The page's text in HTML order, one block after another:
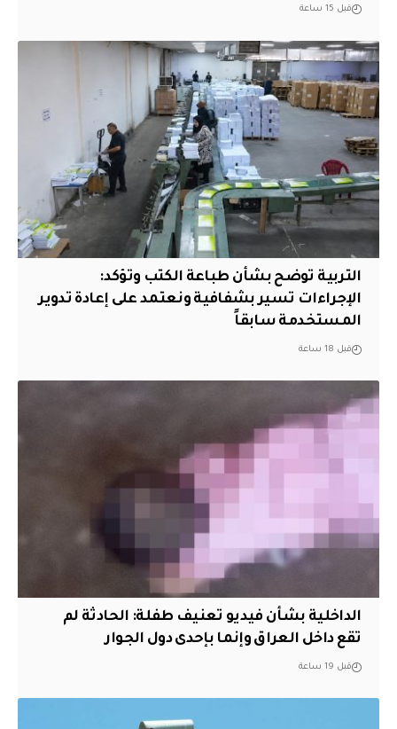
قبل 15 ساعة
التربية توضح بشأن طباعة الكتب وتؤكد:
الإجراءات تسير بشفافية ونعتمد على إعادة تدوير
المستخدمة سابقاً
قبل 18 ساعة
الداخلية بشأن فيديو تعنيف طفلة: الحادثة لم
تقع داخل العراق وإنما بإحدى دول الجوار
قبل 19 ساعة